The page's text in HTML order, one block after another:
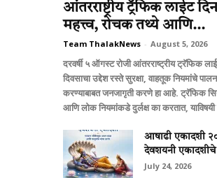
आंतरराष्ट्रीय ट्रॅफिक लाईट
महत्त्व, रोचक तथ्ये आणि...
Team ThalakNews - August 5, 2026
दरवर्षी ५ ऑगस्ट रोजी आंतरराष्ट्रीय ट्रॅफिक
दिवसाचा उद्देश रस्ते सुरक्षा, वाहतूक नियमांचे
करण्याबाबत जनजागृती करणे हा आहे. ट्रॅफिक
आणि लोक नियमांकडे दुर्लक्ष का करतात,
आषाढी एकादशी
देवशयनी एकादशीचे
July 24, 2026